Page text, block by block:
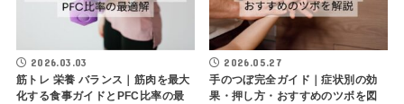
2026.03.03
筋トレ 栄養 バランス｜筋肉を最大
化する食事ガイドとPFC比率の最
2026.05.27
手のつぼ完全ガイド｜症状別の効
果・押し方・おすすめのツボを図